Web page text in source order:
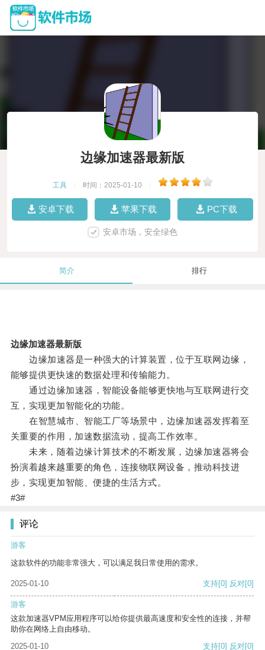
边缘加速器最新版
工具 时间：2025-01-10
安卓下载 苹果下载 PC下载
安卓市场，安全绿色
简介 排行
边缘加速器最新版
边缘加速器是一种强大的计算装置，位于互联网边缘，
能够提供更快速的数据处理和传输能力。
通过边缘加速器，智能设备能够更快地与互联网进行交
互，实现更加智能化的功能。
在智慧城市、智能工厂等场景中，边缘加速器发挥着至
关重要的作用，加速数据流动，提高工作效率。
未来，随着边缘计算技术的不断发展，边缘加速器将会
扮演着越来越重要的角色，连接物联网设备，推动科技进
步，实现更加智能、便捷的生活方式。
#3#
评论
游客
这款软件的功能非常强大，可以满足我日常使用的需求。
2025-01-10 支持[0] 反对[0]
游客
这款加速器VPM应用程序可以给你提供最高速度和安全性的连接，并帮
助你在网络上自由移动。
2025-01-10
支持[0] 反对[0]